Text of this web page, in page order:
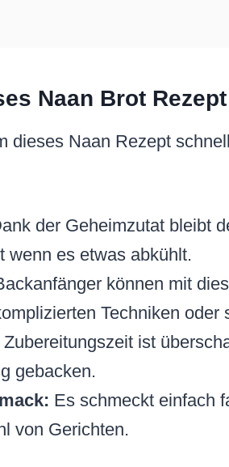
Naan Brot
dieses Naan Rezept
der Geheimzutat bleibt
wenn es etwas abkühlt.
können mit
Techniken oder
Zubereitungszeit ist
gebacken.
Es schmeckt einfach
von Gerichten.